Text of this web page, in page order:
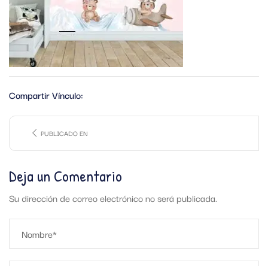
Compartir Vínculo:
PUBLICADO EN
Deja un Comentario
Su dirección de correo electrónico no será publicada.